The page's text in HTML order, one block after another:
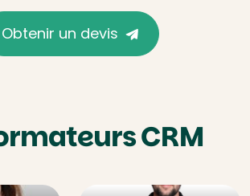
Obtenir un devis
CRM